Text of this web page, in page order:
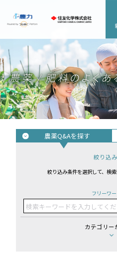
農薬Q&Aを探す
絞り込
絞り込み条件を選択して、検
フリーワ
カテゴリー